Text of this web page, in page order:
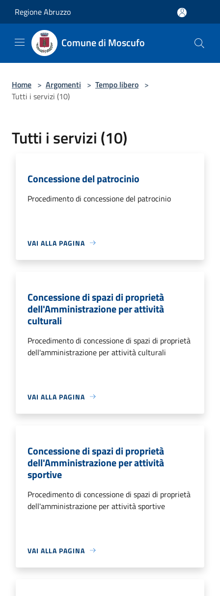
Regione Abruzzo
Comune di Moscufo
Home > Argomenti > Tempo libero >
Tutti i servizi (10)
Tutti i servizi (10)
Concessione del patrocinio
Procedimento di concessione del patrocinio
VAI ALLA PAGINA
Concessione di spazi di proprietà
dell'Amministrazione per attività
culturali
Procedimento di concessione di spazi di proprietà
dell'amministrazione per attività culturali
VAI ALLA PAGINA
Concessione di spazi di proprietà
dell'Amministrazione per attività
sportive
Procedimento di concessione di spazi di proprietà
dell'amministrazione per attività sportive
VAI ALLA PAGINA